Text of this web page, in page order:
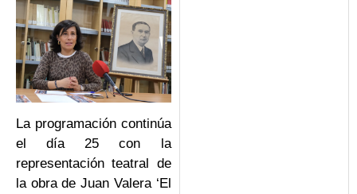
La programación continúa
el día 25 con la
representación teatral de
la obra de Juan Valera ‘El